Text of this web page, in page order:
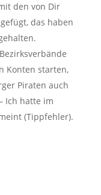
den von Dir
das haben
Konten starten,
Piraten auch
Ich hatte im
(Tippfehler).